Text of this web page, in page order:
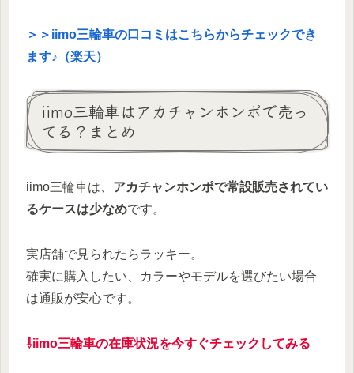
＞＞iimo三輪車の口コミはこちらからチェックでき
ます♪（楽天）
iimo三輪車はアカチャンホンポで売っ
てる？まとめ
iimo三輪車は、 アカチャンホンポで常設販売されてい
るケースは少なめです。
実店舗で見られたらラッキー。
確実に購入したい、カラーやモデルを選びたい場合
は通販が安心です。
⇩iimo三輪車の在庫状況を今すぐチェックしてみる